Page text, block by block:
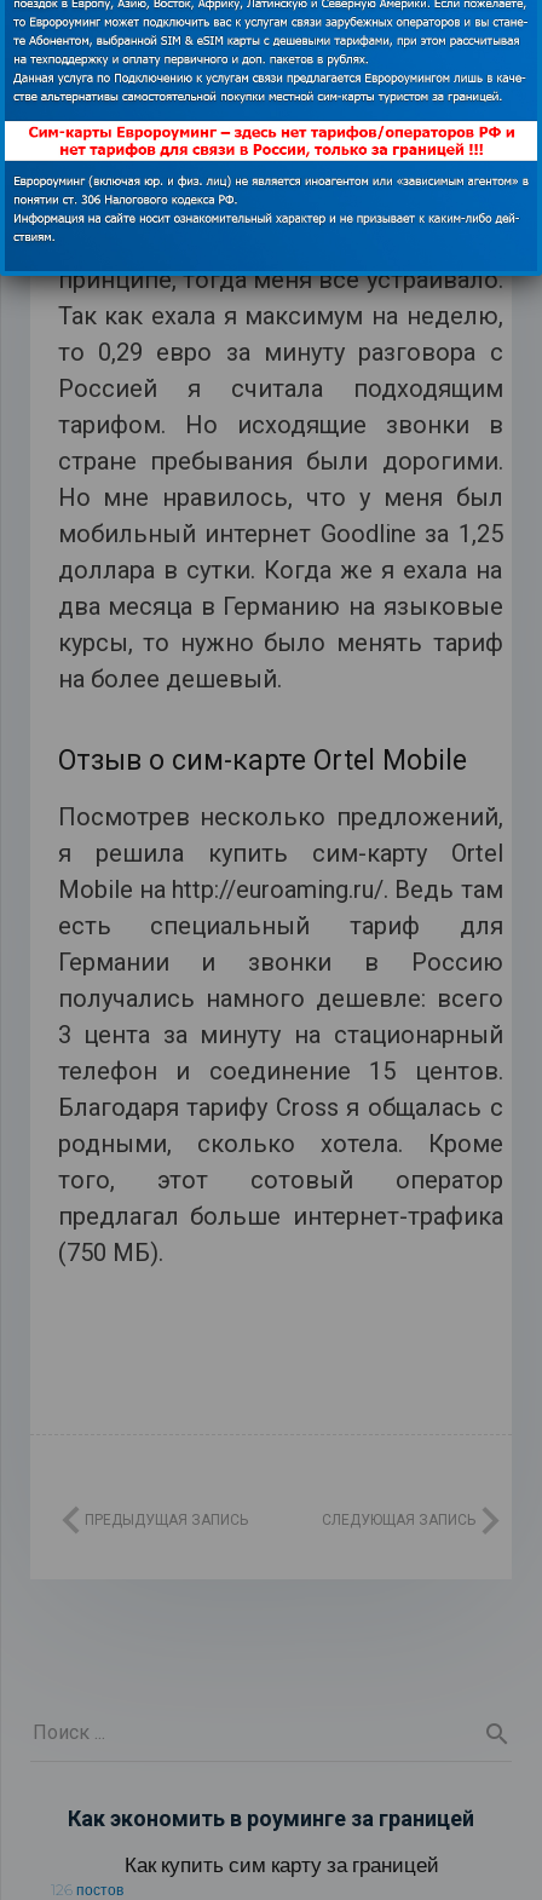
на нее поступить. Прикладывайте
усилия, и все получится.
Отзыв о сим-карте Goodline
Изначально в поездках по Европе я
принципе, тогда меня все устраивало.
Так как ехала я максимум на неделю,
то 0,29 евро за минуту разговора с
Россией я считала подходящим
тарифом. Но исходящие звонки в
стране пребывания были дорогими.
Но мне нравилось, что у меня был
мобильный интернет Goodline за 1,25
доллара в сутки. Когда же я ехала на
два месяца в Германию на языковые
курсы, то нужно было менять тариф
на более дешевый.
Отзыв о сим-карте Ortel Mobile
Посмотрев несколько предложений,
я решила купить сим-карту Ortel
Mobile на http://euroaming.ru/. Ведь там
есть специальный тариф для
Германии и звонки в Россию
получались намного дешевле: всего
3 цента за минуту на стационарный
телефон и соединение 15 центов.
Благодаря тарифу Cross я общалась с
родными, сколько хотела. Кроме
того, этот сотовый оператор
предлагал больше интернет-трафика
(750 МБ).
ПРЕДЫДУЩАЯ ЗАПИСЬ СЛЕДУЮЩАЯ ЗАПИСЬ
Как экономить в роуминге за границей
Как купить сим карту за границей
126 постов